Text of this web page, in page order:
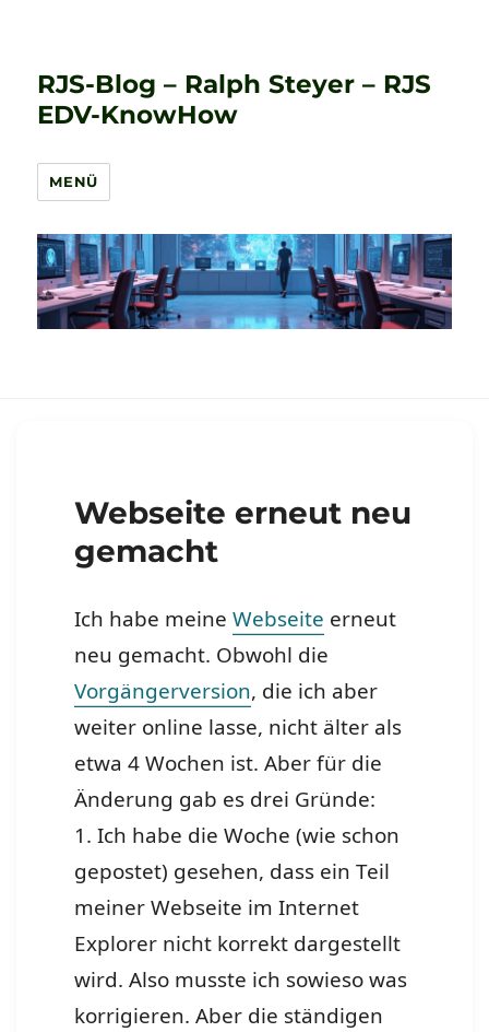
RJS-Blog – Ralph Steyer – RJS
EDV-KnowHow
MENÜ
Webseite erneut neu
gemacht
Ich habe meineWebseite erneut
neu gemacht. Obwohl die
Vorgängerversion, die ich aber
weiter online lasse, nicht älter als
etwa 4 Wochen ist. Aber für die
Änderung gab es drei Gründe:
1. Ich habe die Woche (wie schon
gepostet) gesehen, dass ein Teil
meiner Webseite im Internet
Explorer nicht korrekt dargestellt
wird. Also musste ich sowieso was
korrigieren. Aber die ständigen